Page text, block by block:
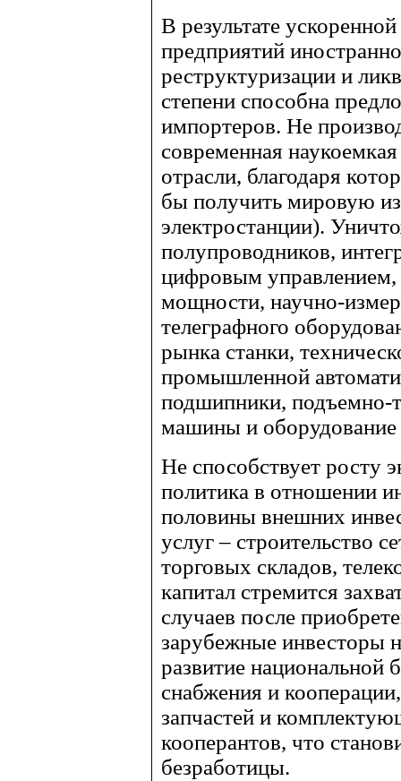
В результате
предприятий
реструктуризации и
степени способна
импортеров. Не
современная
отрасли, благодаря
бы получить мировую
электростанции).
полупроводников,
цифровым
мощности, научно-
телеграфного
рынка станки,
промышленной
подшипники, подъемно-
машины и оборудование
Не способствует росту
политика в отношении
половины внешних
услуг – строительство
торговых складов,
капитал стремится
случаев после
зарубежные инвесторы
развитие национальной
снабжения и
запчастей и
кооперантов, что
безработицы.